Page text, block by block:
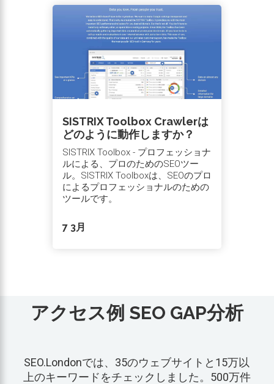
SISTRIX Toolbox Crawlerは
どのように動作しますか？
SISTRIX Toolbox - プロフェッショナ
ルによる、プロのためのSEOツー
ル。SISTRIX Toolboxは、SEOのプロ
によるプロフェッショナルのための
ツールです。
7 3月
アクセス例 SEO GAP分析
SEO.Londonでは、35のウェブサイトと15万以
上のキーワードをチェックしました。500万件